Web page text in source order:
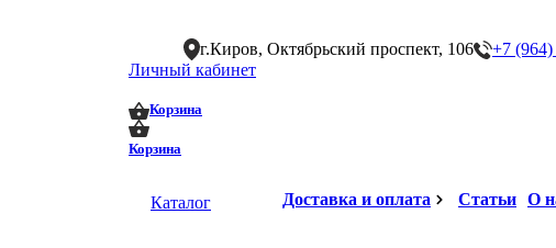
г.Киров, Октябрьский проспект, 106 +7
Личный кабинет
Корзина
Корзина
Каталог Доставка и оплата Статьи О